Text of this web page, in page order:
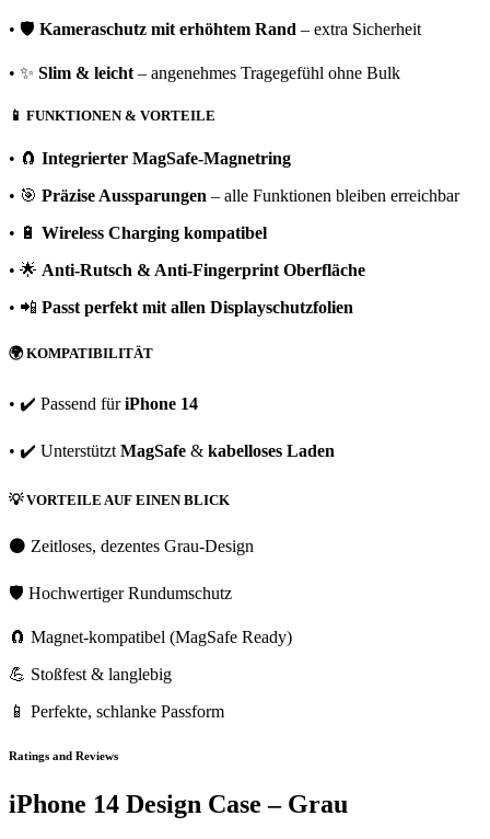
• 🛡️ Kameraschutz mit erhöhtem Rand – extra Sicherheit
• ✨ Slim & leicht – angenehmes Tragegefühl ohne Bulk
📱 FUNKTIONEN & VORTEILE
• 🧲 Integrierter MagSafe-Magnetring
• 🎯 Präzise Aussparungen – alle Funktionen bleiben erreichbar
• 🔋 Wireless Charging kompatibel
• 🌟 Anti-Rutsch & Anti-Fingerprint Oberfläche
• 📲 Passt perfekt mit allen Displayschutzfolien
🌍KOMPATIBILITÄT
• ✔️ Passend füriPhone 14
• ✔️ Unterstützt MagSafe & kabelloses Laden
💡VORTEILE AUF EINEN BLICK
⚫ Zeitloses, dezentes Grau-Design
🛡️ Hochwertiger Rundumschutz
🧲 Magnet-kompatibel (MagSafe Ready)
💪 Stoßfest & langlebig
📱 Perfekte, schlanke Passform
Ratings and Reviews
iPhone 14 Design Case – Grau